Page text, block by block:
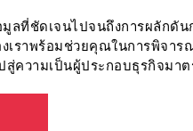
ลที่ชัดเจนไปจนถึงการผลักดัน
เราพร้อมช่วยคุณในการพิจา
สู่ความเป็นผู้ประกอบธุรกิจมา